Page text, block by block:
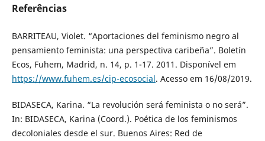
Referências
BARRITEAU, Violet. “Aportaciones del feminismo negro al
pensamiento feminista: una perspectiva caribeña”. Boletín
Ecos, Fuhem, Madrid, n. 14, p. 1-17. 2011. Disponível em
https://www.fuhem.es/cip-ecosocial. Acesso em 16/08/2019.
BIDASECA, Karina. “La revolución será feminista o no será”.
In: BIDASECA, Karina (Coord.). Poética de los feminismos
decoloniales desde el sur. Buenos Aires: Red de